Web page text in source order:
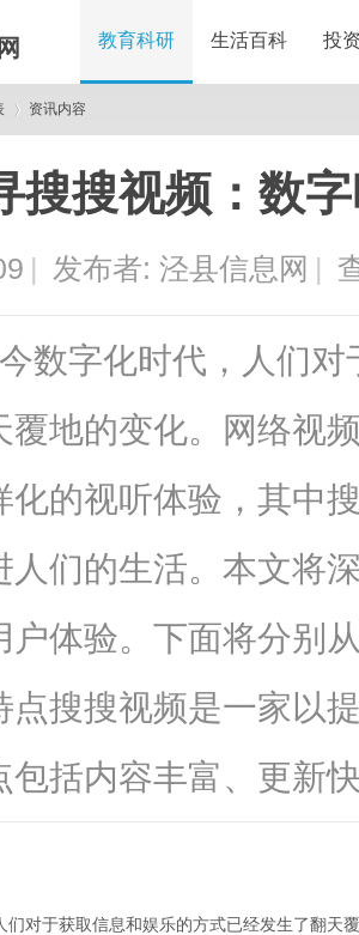
教育科研 生活百科 投
›
资讯内容
搜搜视频：数
| 发布者: 泾县信息网 |
数字化时代，人们
覆地的变化。网络视
化的视听体验，其中
人们的生活。本文将
户体验。下面将分别
点搜搜视频是一家以
包括内容丰富、更新
们对于获取信息和娱乐的方式已经发生了翻天